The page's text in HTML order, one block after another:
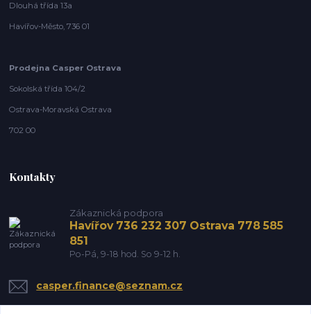
Dlouhá třída 13a
Havířov-Město, 736 01
Prodejna Casper Ostrava
Sokolská třída 104/2
Ostrava-Moravská Ostrava
702 00
Kontakty
Zákaznická podpora
Havířov 736 232 307 Ostrava 778 585
851
Po-Pá, 9-18 hod. So 9-12 h.
casper.finance@seznam.cz